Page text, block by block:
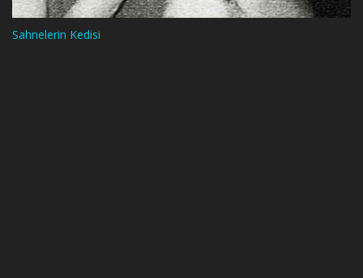
Sahnelerin Kedisi